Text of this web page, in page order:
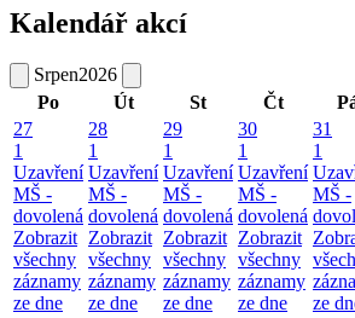
Kalendář akcí
Srpen2026
Po
Út St Čt
27
1
Uzavření
MŠ -
dovolená
Zobrazit
všechny
záznamy
ze dne
28
1
Uzavření
MŠ -
dovolená
Zobrazit
všechny
záznamy
ze dne
29
1
Uzavření
MŠ -
dovolená
Zobrazit
všechny
záznamy
ze dne
30
1
Uzavření
MŠ -
dovolená
Zobrazit
všechny
záznamy
ze dne
31
1
MŠ -
ze